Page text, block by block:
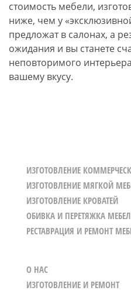
стоимость мебели,
ниже, чем у
предложат в салонах, а
ожидания и вы станете
неповторимого
вашему вкусу.
ИЗГОТОВЛЕНИЕ
ИЗГОТОВЛЕНИЕ МЯГКОЙ
ИЗГОТОВЛЕНИЕ КРОВАТЕЙ
ОБИВКА И ПЕРЕТЯЖКА
РЕСТАВРАЦИЯ И РЕМОНТ
О НАС
ИЗГОТОВЛЕНИЕ И РЕМОНТ